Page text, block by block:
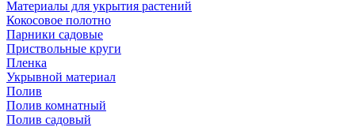
Материалы для укрытия растений
Кокосовое полотно
Парники садовые
Приствольные круги
Пленка
Укрывной материал
Полив
Полив комнатный
Полив садовый